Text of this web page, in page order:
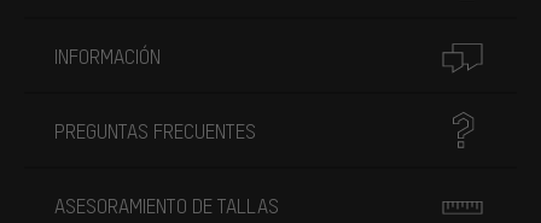
INFORMACIÓN
PREGUNTAS FRECUENTES
ASESORAMIENTO DE TALLAS